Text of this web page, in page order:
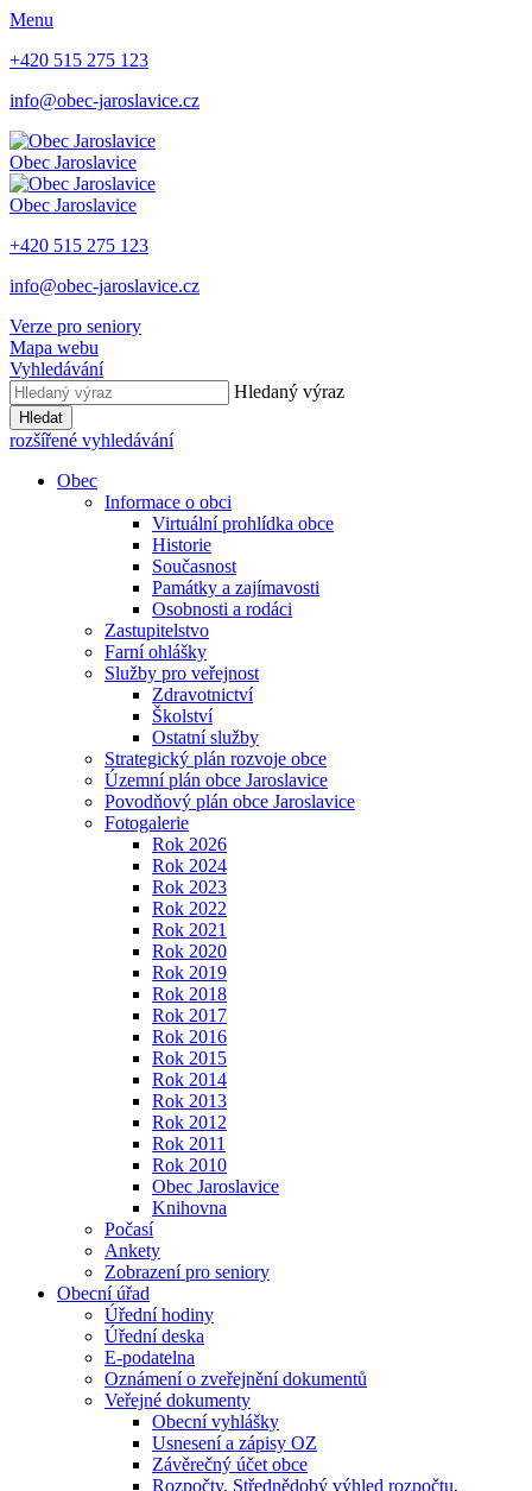
Menu
+420 515 275 123
info@obec-jaroslavice.cz
Obec Jaroslavice
Obec Jaroslavice
+420 515 275 123
info@obec-jaroslavice.cz
Verze pro seniory
Mapa webu
Vyhledávání
Hledaný výraz
Hledat
rozšířené vyhledávání
Obec
Informace o obci
Virtuální prohlídka obce
Historie
Současnost
Památky a zajímavosti
Osobnosti a rodáci
Zastupitelstvo
Farní ohlášky
Služby pro veřejnost
Zdravotnictví
Školství
Ostatní služby
Strategický plán rozvoje obce
Územní plán obce Jaroslavice
Povodňový plán obce Jaroslavice
Fotogalerie
Rok 2026
Rok 2024
Rok 2023
Rok 2022
Rok 2021
Rok 2020
Rok 2019
Rok 2018
Rok 2017
Rok 2016
Rok 2015
Rok 2014
Rok 2013
Rok 2012
Rok 2011
Rok 2010
Obec Jaroslavice
Knihovna
Počasí
Ankety
Zobrazení pro seniory
Obecní úřad
Úřední hodiny
Úřední deska
E-podatelna
Oznámení o zveřejnění dokumentů
Veřejné dokumenty
Obecní vyhlášky
Usnesení a zápisy OZ
Závěrečný účet obce
Rozpočty, Střednědobý výhled rozpočtu,